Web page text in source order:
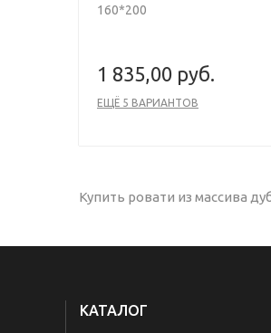
160*200
1 835,00 руб.
ЕЩЁ 5 ВАРИАНТОВ
Купить ровати из массива
КАТАЛОГ